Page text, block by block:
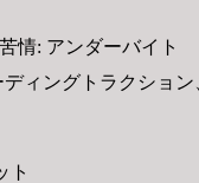
情: アンダーバイト
ィングトラクション
ト